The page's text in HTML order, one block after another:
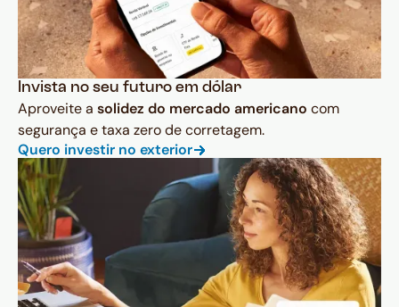
Invista no seu futuro em dólar
Aproveite a solidez do mercado americano com
segurança e taxa zero de corretagem.
Quero investir no exterior